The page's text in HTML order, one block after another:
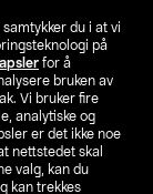
samtykker du i at vi
på
for å
bruken av
Vi bruker fire
analytiske og
er det ikke noe
nettstedet skal
valg, kan du
kan trekkes